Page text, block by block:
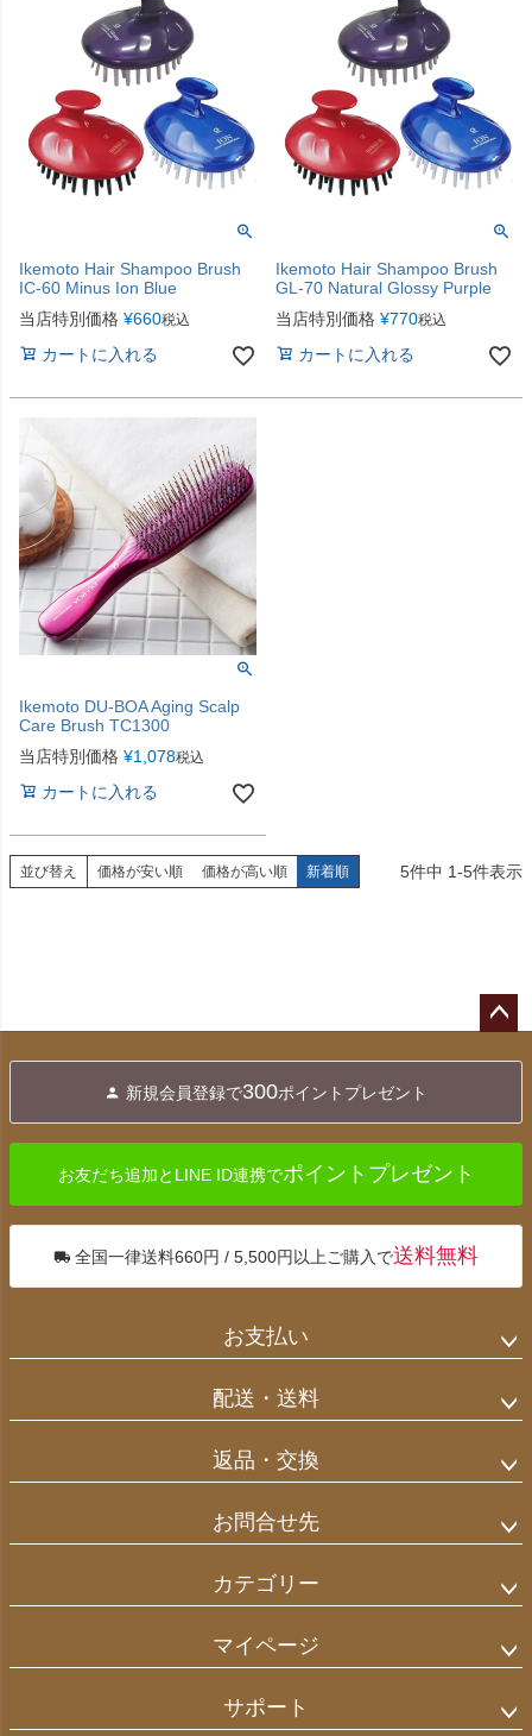
Ikemoto Hair Shampoo Brush
IC-60 Minus Ion Blue
当店特別価格 ¥660税込
カートに入れる
Ikemoto Hair Shampoo Brush
GL-70 Natural Glossy Purple
当店特別価格 ¥770税込
カートに入れる
Ikemoto DU-BOA Aging Scalp
Care Brush TC1300
当店特別価格 ¥1,078税込
カートに入れる
並び替え 価格が安い順 価格が高い順 新着順 5件中 1-5件表示
へ
新規会員登録で300ポイントプレゼント
お友だち追加とLINE ID連携でポイントプレゼント
全国一律送料660円 / 5,500円以上ご購入で送料無料
お支払い
配送・送料
返品・交換
お問合せ先
カテゴリー
マイページ
サポート